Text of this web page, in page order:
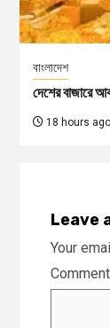
বাংলাদেশ
দেশের বাজারে
18 hours ago
Leave
Your
Comment